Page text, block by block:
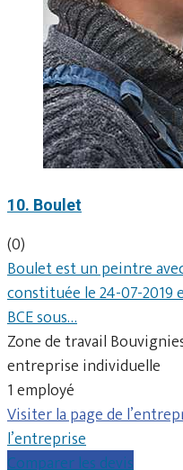
10. Boulet
(0)
Boulet est un peintre
constituée le 24-07-2019
BCE sous…
Zone de travail
entreprise individuelle
1 employé
Visiter la page de
l’entreprise
Comparer les devis